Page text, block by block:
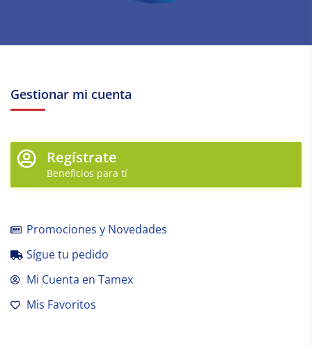
Gestionar mi cuenta
Regístrate
Beneficios para tí
Promociones y Novedades
Sígue tu pedido
Mi Cuenta en Tamex
Mis Favoritos